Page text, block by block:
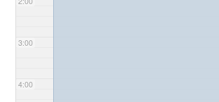
3:00
4:00